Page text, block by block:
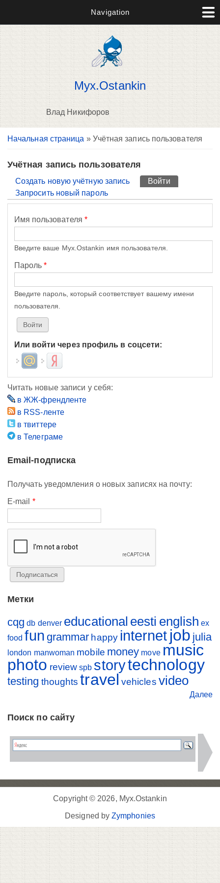
Navigation
Myx.Ostankin
Влад Никифоров
Вы здесь
Начальная страница » Учётная запись пользователя
Учётная запись пользователя
Главные вкладки
Создать новую учётную запись Войти
Запросить новый пароль
Имя пользователя *
Введите ваше Myx.Ostankin имя пользователя.
Пароль*
Введите пароль, который соответствует вашему имени
пользователя.
Или войти через профиль в соцсети:
Login with Mail.ruLogin with Яндекс
Читать новые записи у себя:
в ЖЖ-френдленте
в RSS-ленте
в твиттере
в Телеграме
Email-подписка
Получать уведомления о новых записях на почту:
E-mail *
Метки
cqg db denver educational eesti english ex
food fun grammar happy internet job julia
london manwoman mobile money move music
photo review spb storytechnology
testing thoughts travel vehicles video
Далее
Поиск по сайту
Copyright © 2026, Myx.Ostankin
Designed byZymphonies